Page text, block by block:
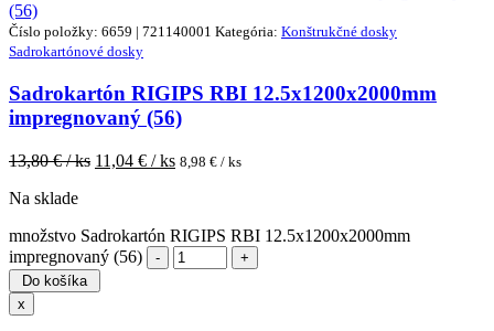
Číslo položky: 6659 | 721140001 Kategória: Konštrukčné dosky
Sadrokartónové dosky
Sadrokartón RIGIPS RBI 12.5x1200x2000mm
impregnovaný (56)
13,80€ / ks 11,04 € / ks 8,98 € / ks
Na sklade
množstvo Sadrokartón RIGIPS RBI 12.5x1200x2000mm
impregnovaný (56)
Do košíka
x